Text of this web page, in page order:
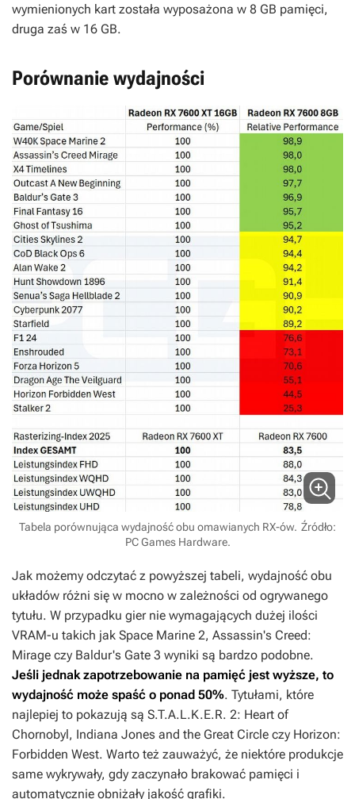
wymienionych kart została wyposażona w 8 GB pamięci,
druga zaś w 16 GB.
Porównanie wydajności
Tabela porównująca wydajność obu omawianych RX-ów. Źródło:
PC Games Hardware.
Jak możemy odczytać z powyższej tabeli, wydajność obu
układów różni się w mocno w zależności od ogrywanego
tytułu. W przypadku gier nie wymagających dużej ilości
VRAM-u takich jak Space Marine 2, Assassin's Creed:
Mirage czy Baldur's Gate 3 wyniki są bardzo podobne.
Jeśli jednak zapotrzebowanie na pamięć jest wyższe, to
wydajność może spaść o ponad 50%. Tytułami, które
najlepiej to pokazują są S.T.A.L.K.E.R. 2: Heart of
Chornobyl , Indiana Jones and the Great Circle czy Horizon:
Forbidden West. Warto też zauważyć, że niektóre produkcje
same wykrywały, gdy zaczynało brakować pamięci i
automatycznie obniżały jakość grafiki.